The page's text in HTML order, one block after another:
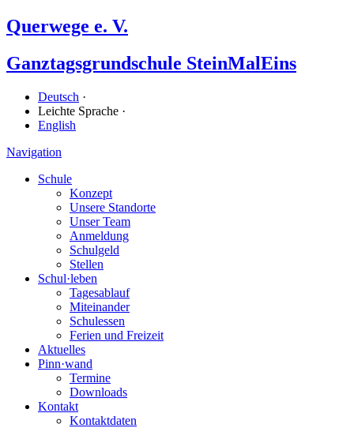
Querwege e. V.
Ganz­tags­grund­schule SteinMalEins
Deutsch ·
Leichte Sprache ·
English
Navigation
Schule
Konzept
Unsere Standorte
Unser Team
Anmeldung
Schulgeld
Stellen
Schul·leben
Tagesablauf
Miteinander
Schulessen
Ferien und Freizeit
Aktuelles
Pinn·wand
Termine
Downloads
Kontakt
Kontaktdaten